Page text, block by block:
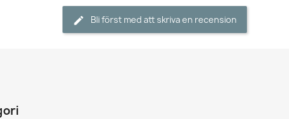
Bli först med att skriva en recension